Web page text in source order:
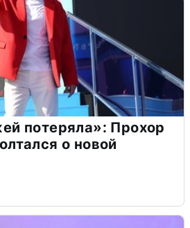
потеряла»: Прохор
о новой